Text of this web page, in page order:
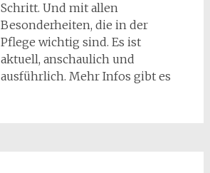
Schritt. Und mit allen
Besonderheiten, die in der
Pflege wichtig sind. Es ist
aktuell, anschaulich und
ausführlich. Mehr Infos gibt es